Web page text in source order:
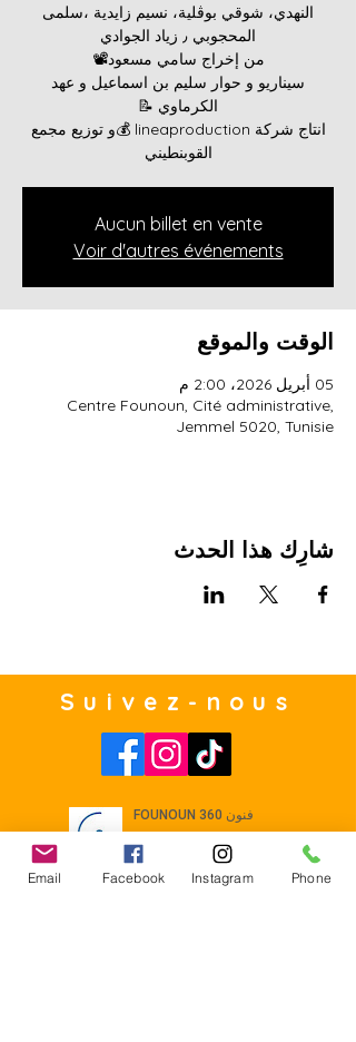
النهدي، شوقي بوڨلية، نسيم زايدية ،سلمى
سيناريو و حوار سليم بن اسماعيل و عهد
انتاج شركة lineaproduction 💰و توزيع مجمع
القوبنطيني
Aucun billet en vente
Voir d'autres événements
الوقت والموقع
05 أبريل 2026، 2:00 م
Centre Founoun, Cité administrative,
Jemmel 5020, Tunisie
شارِك هذا الحدث
Suivez-nous
Email Facebook Instagram Phone